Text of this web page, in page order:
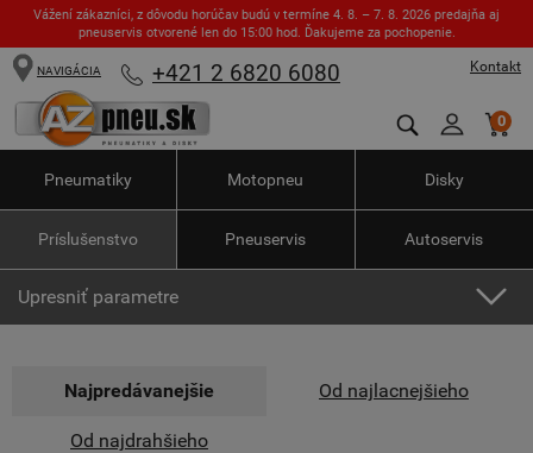
Vážení zákazníci, z dôvodu horúčav budú v termíne 4. 8. – 7. 8. 2026 predajňa aj
pneuservis otvorené len do 15:00 hod. Ďakujeme za pochopenie.
Kontakt
NAVIGÁCIA +421 2 6820 6080
0
Pneumatiky Motopneu Disky
Príslušenstvo Pneuservis Autoservis
Upresniť parametre
Najpredávanejšie Od najlacnejšieho
Od najdrahšieho